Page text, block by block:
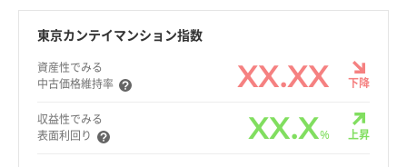
東京カンテイマンション指数
資産性でみる
中古価格維持率
XX.XX 下降
収益性でみる
表面利回り
XX.X% 上昇